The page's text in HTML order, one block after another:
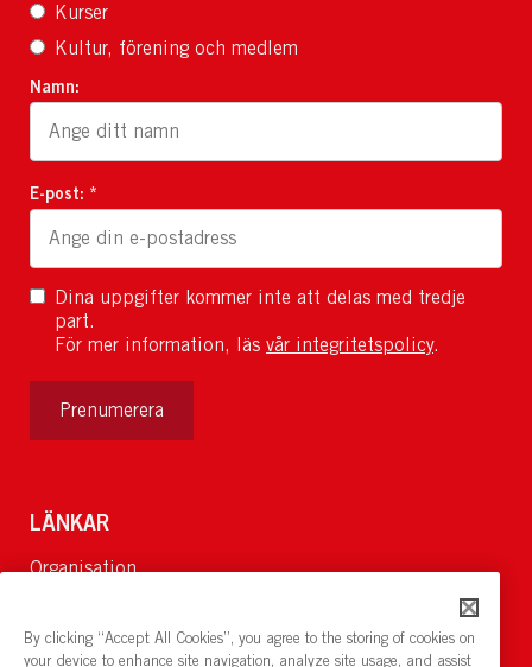
Kurser
Kultur, förening och medlem
Namn:
E-post: *
Dina uppgifter kommer inte att delas med tredje
part.
För mer information, läs vår integritetspolicy.
Prenumerera
LÄNKAR
Organisation
Lediga jobb
Nyheter och pressrum
By clicking “Accept All Cookies”, you agree to the storing of cookies on
your device to enhance site navigation, analyze site usage, and assist